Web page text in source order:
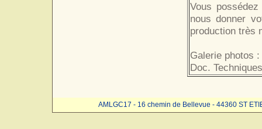
Vous
nous donner
production très
Galerie photos :
Doc.
AMLGC17 - 16 chemin de Bellevue - 44360 ST